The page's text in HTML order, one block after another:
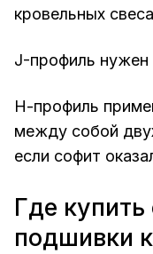
кровельных
J-профиль нужен
Н-профиль
между собой
если софит
Где
подшивки